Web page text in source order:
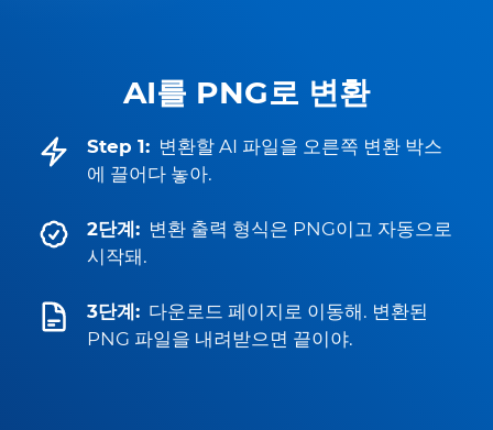
AI를 PNG로 변환
Step 1: 변환할 AI 파일을 오른쪽 변환 박스
에 끌어다 놓아.
2단계: 변환 출력 형식은 PNG이고 자동으로
시작돼.
3단계: 다운로드 페이지로 이동해. 변환된
PNG 파일을 내려받으면 끝이야.